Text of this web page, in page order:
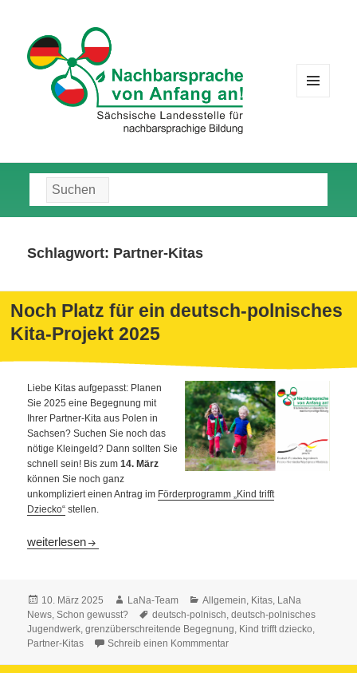
Suche
nach:
Schlagwort: Partner-Kitas
Noch Platz für ein deutsch-polnisches
Kita-Projekt 2025
Liebe Kitas aufgepasst: Planen
Sie 2025 eine Begegnung mit
Ihrer Partner-Kita aus Polen in
Sachsen? Suchen Sie noch das
nötige Kleingeld? Dann sollten Sie
schnell sein! Bis zum14. März
können Sie noch ganz
unkompliziert einen Antrag im Förderprogramm „Kind trifft
Dziecko“ stellen.
Noch Platz für ein deutsch-polnisches Kita-Projekt 2025
weiterlesen
Veröffentlicht
am
10. März 2025 Autor
LaNa-Team Kategorien
Allgemein, Kitas, LaNa
News,Schon gewusst? Schlagwörter
deutsch-polnisch,deutsch-polnisches
Jugendwerk,grenzüberschreitende Begegnung, Kind trifft dziecko,
Partner-Kitas
Schreib einen Kommmentar